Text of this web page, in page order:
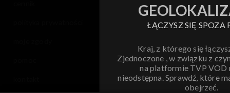
ŁĄCZYSZ SIĘ SPOZA
Kraj, z którego się
Zjednoczone , w związku z
na platformie TVP VOD
nieodstępna. Sprawdź, które
obejrzeć.